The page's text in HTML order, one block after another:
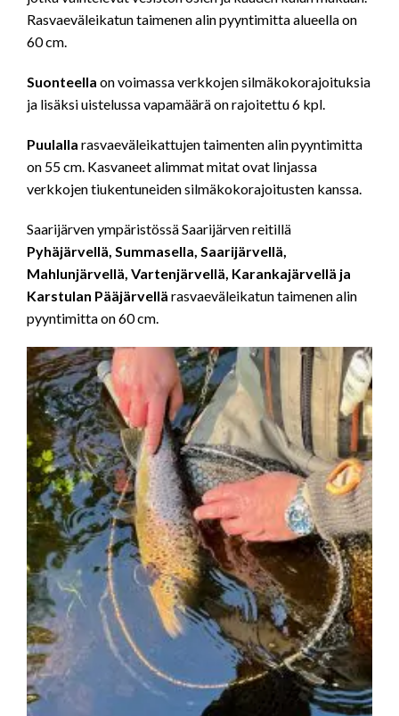
Rasvaeväleikatun taimenen alin pyyntimitta alueella on
60 cm.
Suonteella on voimassa verkkojen silmäkokorajoituksia
ja lisäksi uistelussa vapamäärä on rajoitettu 6 kpl.
Puulalla rasvaeväleikattujen taimenten alin pyyntimitta
on 55 cm. Kasvaneet alimmat mitat ovat linjassa
verkkojen tiukentuneiden silmäkokorajoitusten kanssa.
Saarijärven ympäristössä Saarijärven reitillä
Pyhäjärvellä, Summasella, Saarijärvellä,
Mahlunjärvellä, Vartenjärvellä, Karankajärvellä ja
Karstulan Pääjärvellä rasvaeväleikatun taimenen alin
pyyntimitta on 60 cm.